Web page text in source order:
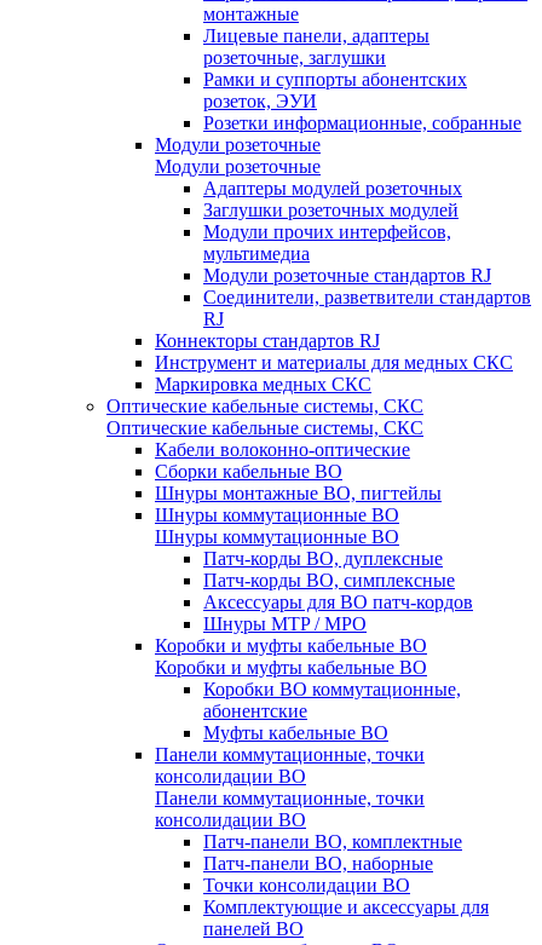
монтажные
Лицевые панели, адаптеры
розеточные, заглушки
Рамки и суппорты абонентских
розеток, ЭУИ
Розетки информационные, собранные
Модули розеточные
Модули розеточные
Адаптеры модулей розеточных
Заглушки розеточных модулей
Модули прочих интерфейсов,
мультимедиа
Модули розеточные стандартов RJ
Соединители, разветвители стандартов
RJ
Коннекторы стандартов RJ
Инструмент и материалы для медных СКС
Маркировка медных СКС
Оптические кабельные системы, СКС
Оптические кабельные системы, СКС
Кабели волоконно-оптические
Сборки кабельные ВО
Шнуры монтажные ВО, пигтейлы
Шнуры коммутационные ВО
Шнуры коммутационные ВО
Патч-корды ВО, дуплексные
Патч-корды ВО, симплексные
Аксессуары для ВО патч-кордов
Шнуры MTP / MPO
Коробки и муфты кабельные ВО
Коробки и муфты кабельные ВО
Коробки ВО коммутационные,
абонентские
Муфты кабельные ВО
Панели коммутационные, точки
консолидации ВО
Панели коммутационные, точки
консолидации ВО
Патч-панели ВО, комплектные
Патч-панели ВО, наборные
Точки консолидации ВО
Комплектующие и аксессуары для
панелей ВО